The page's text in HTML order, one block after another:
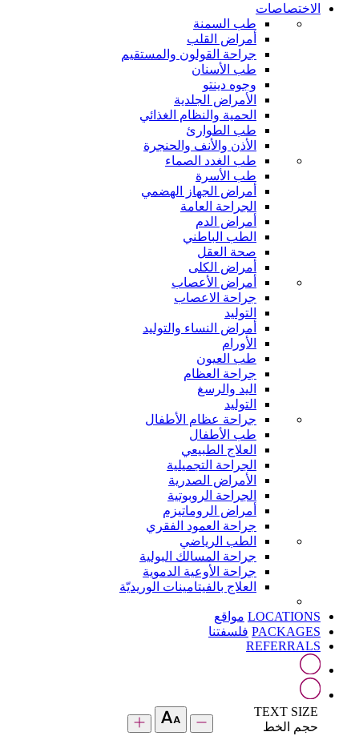
الاختصاصات
طب السمنة
أمراض القلب
جراحة القولون والمستقيم
طب الأسنان
وجوه دينتو
الأمراض الجلدية
الحمية والنظام الغذائي
طب الطوارئ
الأذن والأنف والحنجرة
طب الغدد الصماء
طب الأسرة
أمراض الجهاز الهضمي
الجراحة العامة
أمراض الدم
الطب الباطني
صحة العقل
أمراض الكلى
أمراض الأعصاب
جراحة الاعصاب
التوليد
أمراض النساء والتوليد
الأورام
طب العيون
جراحة العظام
اليد والرسغ
التوليد
جراحة عظام الأطفال
طب الأطفال
العلاج الطبيعي
الجراحة التجميلية
الأمراض الصدرية
الجراحة الروبوتية
أمراض الروماتيزم
جراحة العمود الفقري
الطب الرياضي
جراحة المسالك البولية
جراحة الأوعية الدموية
العلاج بالفيتامينات الوريديّة
LOCATIONS مواقع
PACKAGES فلسفتنا
REFERRALS
TEXT SIZE
حجم الخط